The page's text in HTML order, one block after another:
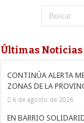
Últimas Noticias
CONTINÚA ALERTA
ZONAS DE LA
6 de agosto de 2026
EN BARRIO